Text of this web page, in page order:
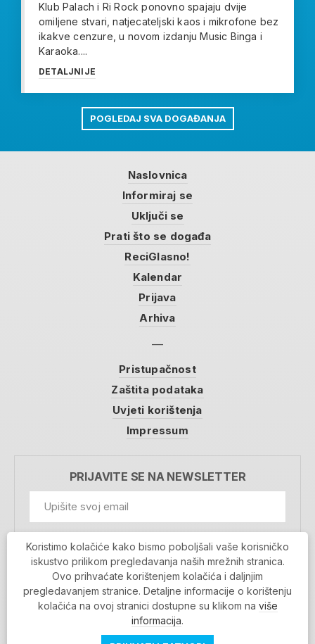
Klub Palach i Ri Rock ponovno spajaju dvije
omiljene stvari, natjecateljski kaos i mikrofone bez
ikakve cenzure, u novom izdanju Music Binga i
Karaoka....
DETALJNIJE
POGLEDAJ SVA DOGAĐANJA
Naslovnica
Informiraj se
Uključi se
Prati što se događa
ReciGlasno!
Kalendar
Prijava
Arhiva
Pristupačnost
Zaštita podataka
Uvjeti korištenja
Impressum
PRIJAVITE SE NA NEWSLETTER
Prihvaćam da se moji podaci spremaju u bazu
podataka i koriste u svrhu slanja MojaRijeka
newslettera
MOJARIJEKA NEWSLETTER
PRIJAVI SE
Koristimo kolačiće kako bismo poboljšali vaše korisničko
iskustvo prilikom pregledavanja naših mrežnih stranica.
Ovo prihvaćate korištenjem kolačića i daljnjim
pregledavanjem stranice. Detaljne informacije o korištenju
kolačića na ovoj stranici dostupne su klikom na više
informacija.